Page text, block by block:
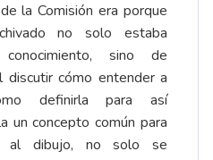
la Comisión era porque
no solo estaba
sino de
discutir cómo entender a
definirla para así
un concepto común para
al dibujo, no solo se